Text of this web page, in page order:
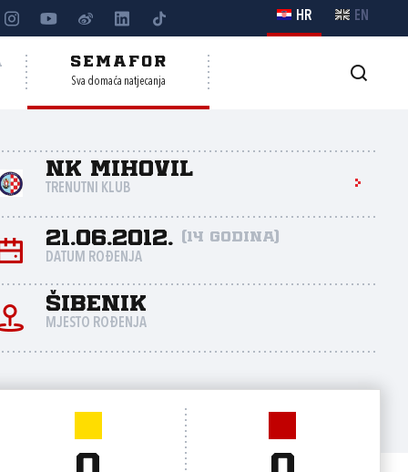
HR EN
SEMAFOR
Sva domaća natjecanja
NK Mihovil
TRENUTNI KLUB
21.06.2012. (14 godina)
DATUM ROĐENJA
Šibenik
MJESTO ROĐENJA